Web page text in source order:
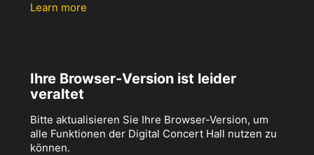
Learn more
Ihre Browser-Version ist leider
veraltet
Bitte aktualisieren Sie Ihre Browser-Version, um
alle Funktionen der Digital Concert Hall nutzen zu
können.